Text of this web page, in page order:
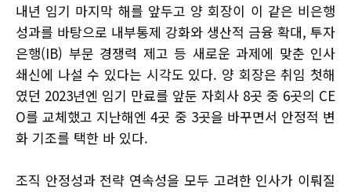
내년 임기 마지막 해를 앞두고 양 회장이 이 같은 비은행
성과를 바탕으로 내부통제 강화와 생산적 금융 확대, 투자
은행(IB) 부문 경쟁력 제고 등 새로운 과제에 맞춘 인사
쇄신에 나설 수 있다는 시각도 있다. 양 회장은 취임 첫해
였던 2023년엔 임기 만료를 앞둔 자회사 8곳 중 6곳의 CE
O를 교체했고 지난해엔 4곳 중 3곳을 바꾸면서 안정적 변
화 기조를 택한 바 있다.
조직 안정성과 전략 연속성을 모두 고려한 인사가 이뤄질